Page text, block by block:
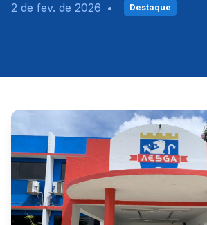
2 de fev. de 2026 • Destaque